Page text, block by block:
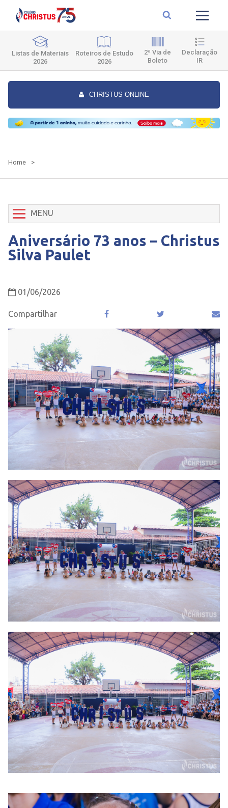
Listas de Materiais
2026
Roteiros de Estudo
2026
2ª Via de
Boleto
Declaração
IR
CHRISTUS ONLINE
Home >
MENU
Aniversário 73 anos – Christus
Silva Paulet
01/06/2026
Compartilhar